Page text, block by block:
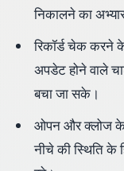
निकालने का
रिकॉर्ड चेक करने
अपडेट होने वाले
बचा जा सके।
ओपन और क्लोज
नीचे की स्थिति के